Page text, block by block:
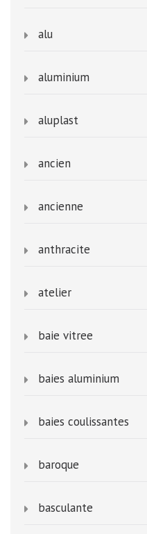
alu
aluminium
aluplast
ancien
ancienne
anthracite
atelier
baie vitree
baies aluminium
baies coulissantes
baroque
basculante